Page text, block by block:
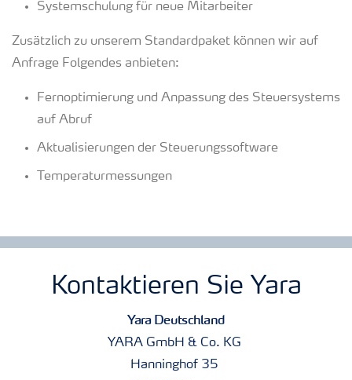
Systemschulung für neue Mitarbeiter
Zusätzlich zu unserem Standardpaket können wir auf
Anfrage Folgendes anbieten:
Fernoptimierung und Anpassung des Steuersystems
auf Abruf
Aktualisierungen der Steuerungssoftware
Temperaturmessungen
Kontaktieren Sie Yara
Yara Deutschland
YARA GmbH & Co. KG
Hanninghof 35